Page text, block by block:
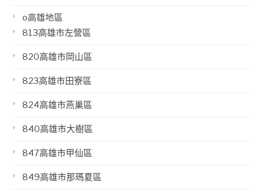
o高雄地區
813高雄市左營區
820高雄市岡山區
823高雄市田寮區
824高雄市燕巢區
840高雄市大樹區
847高雄市甲仙區
849高雄市那瑪夏區